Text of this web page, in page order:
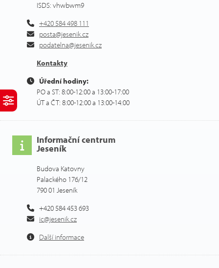
ISDS: vhwbwm9
+420 584 498 111
posta@jesenik.cz
podatelna@jesenik.cz
Kontakty
Úřední hodiny:
PO a ST: 8:00-12:00 a 13:00-17:00
ÚT a ČT: 8:00-12:00 a 13:00-14:00
Informační centrum
Jeseník
Budova Katovny
Palackého 176/12
790 01 Jeseník
+420 584 453 693
ic@jesenik.cz
Další informace